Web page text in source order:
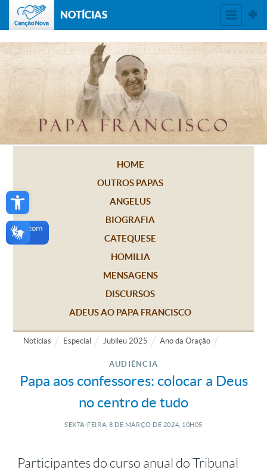
Open toolbar
NOTÍCIAS
HOME
OUTROS PAPAS
ANGELUS
BIOGRAFIA
CATEQUESE
HOMILIA
MENSAGENS
DISCURSOS
ADEUS AO PAPA FRANCISCO
Notícias Especial Jubileu 2025 Ano da Oração
AUDIÊNCIA
Papa aos confessores: colocar a Deus
no centro de tudo
SEXTA-FEIRA, 8 DE MARÇO DE 2024, 10H05
Participantes do curso anual do Tribunal